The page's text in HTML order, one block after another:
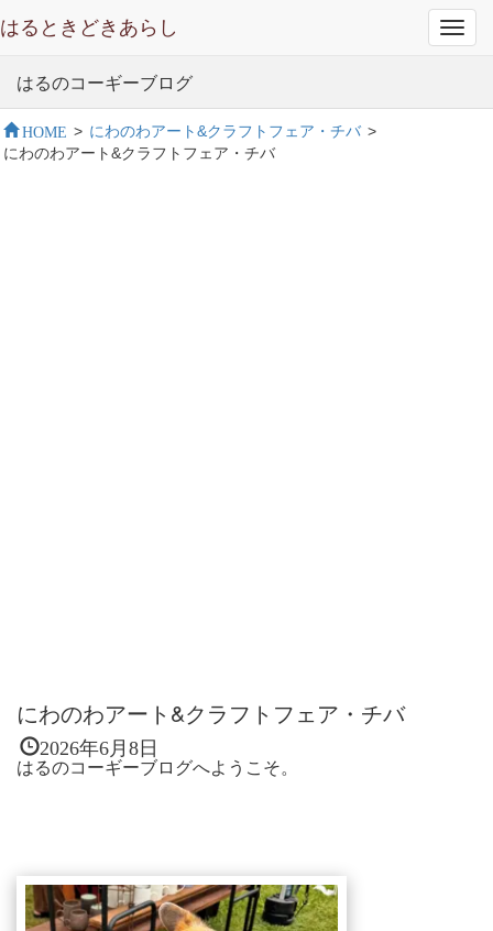
はるときどきあらし
はるのコーギーブログ
HOME > にわのわアート&クラフトフェア・チバ >
にわのわアート&クラフトフェア・チバ
にわのわアート&クラフトフェア・チバ
2026年6月8日
はるのコーギーブログへようこそ。